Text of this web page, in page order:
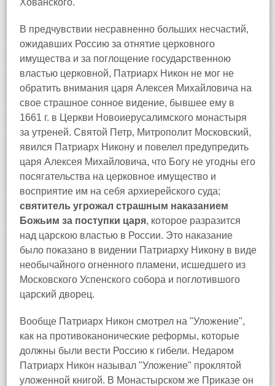
Хованского.
В предчувствии несравненно больших несчастий,
ожидавших Россию за отнятие церковного
имущества и за поглощение государственною
властью церковной, Патриарх Никон не мог не
обратить внимания царя Алексея Михайловича на
свое страшное сонное видение, бывшее ему в
1661 г. в Церкви Новоиерусалимского монастыря
за утреней. Святой Петр, Митрополит Московский,
явился Патриарх Никону и повелел предупредить
царя Алексея Михайловича, что Богу не угодны его
посягательства на церковное имущество и
восприятие им на себя архиерейского суда;
святитель угрожал страшным наказанием
Божьим за поступки царя, которое разразится
над царскою властью в России. Это наказание
было показано в видении Патриарху Никону в виде
необычайного огненного пламени, исшедшего из
Московского Успенского собора и поглотившого
царский дворец.
Вообще Патриарх Никон смотрел на "Уложение",
как на противоканонические реформы, которые
должны были вести Россию к гибели. Недаром
Патриарх Никон называл "Уложение" проклятой
уложенной книгой. В Монастырском же Приказе он